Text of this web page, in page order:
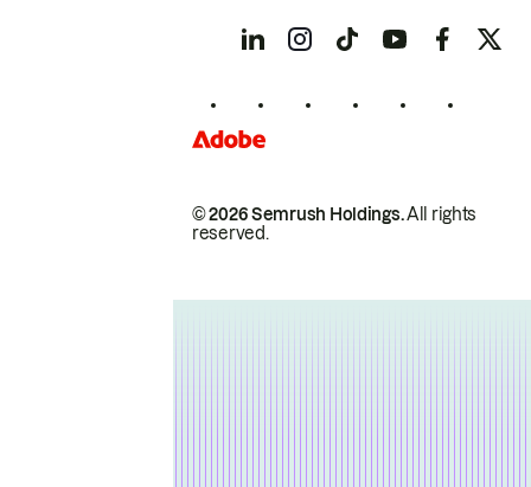
© 2026 Semrush Holdings.All rights
reserved.